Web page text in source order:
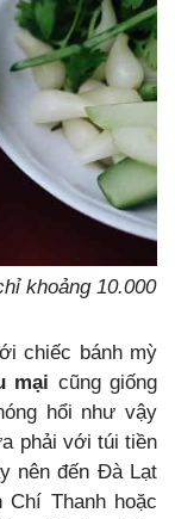
khoảng 10.000
chiếc bánh mỳ
mại cũng giống
hổi như vậy
phải với túi tiền
nên đến Đà Lạt
Thanh hoặc